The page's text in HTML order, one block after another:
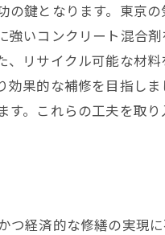
種類と内容
安心感
ビスの見極め方
さと対応力
の選び方
鍵となります。東京
いコンクリート混合
リサイクル可能な材
果的な補修を目指し
。これらの工夫を取
経済的な修繕の実現